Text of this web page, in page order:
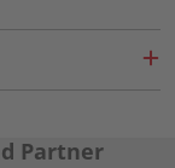
Partner